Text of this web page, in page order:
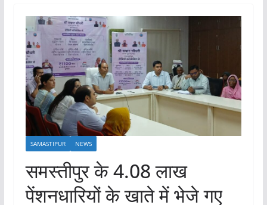
SAMASTIPUR NEWS
समस्तीपुर के 4.08 लाख
पेंशनधारियों के खाते में भेजे गए